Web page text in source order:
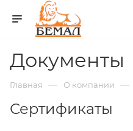
Документы
Главная — О компании —
Сертификаты